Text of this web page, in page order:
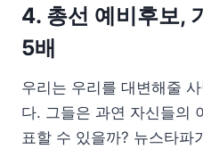
4. 총선 예비후보,
5배
우리는 우리를 대변해줄
다. 그들은 과연 자신들의
표할 수 있을까? 뉴스타파